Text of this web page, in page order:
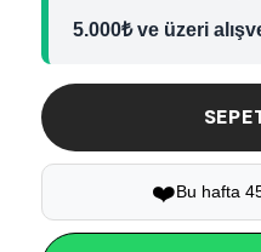
5.000₺ ve üzeri
❤️Bu hafta